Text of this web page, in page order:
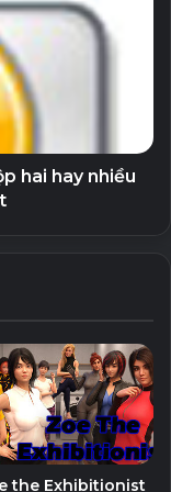
Unlocked
mật dữ liệu
(All Editons
file video bị lỗi
Unlocked –
việc sử dụng
trình, tệp và thư
hai hay nhiều
the Exhibitionist